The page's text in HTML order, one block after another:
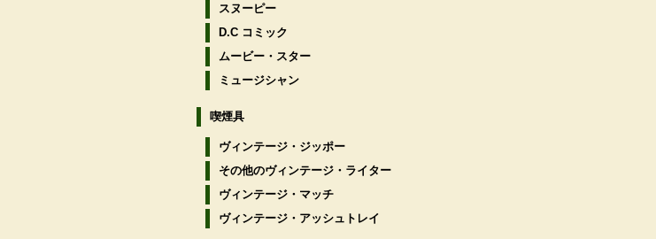
スヌーピー
D.C コミック
ムービー・スター
ミュージシャン
喫煙具
ヴィンテージ・ジッポー
その他のヴィンテージ・ライター
ヴィンテージ・マッチ
ヴィンテージ・アッシュトレイ